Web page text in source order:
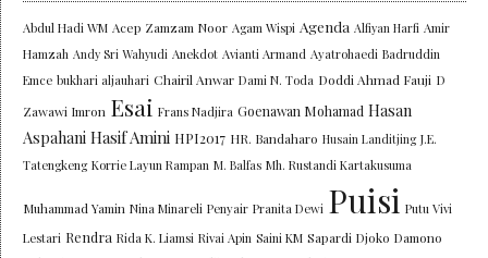
Abdul Hadi WM Acep Zamzam Noor Agam Wispi Agenda Alfiyan Harfi Amir
Hamzah Andy Sri Wahyudi Anekdot Avianti Armand Ayatrohaedi Badruddin
Emce bukhari aljauhari Chairil Anwar Dami N. Toda Doddi Ahmad Fauji D
Zawawi Imron Esai Frans Nadjira Goenawan Mohamad Hasan
Aspahani Hasif Amini HPI2017 HR. Bandaharo Husain Landitjing J.E.
Tatengkeng Korrie Layun Rampan M. Balfas Mh. Rustandi Kartakusuma
Muhammad Yamin Nina Minareli Penyair Pranita Dewi Puisi Putu Vivi
Lestari Rendra Rida K. Liamsi Rivai Apin Saini KM Sapardi Djoko Damono